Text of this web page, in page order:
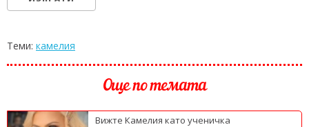
Теми: камелия
Още по темата
Вижте Камелия като ученичка